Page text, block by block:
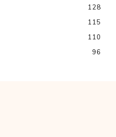
128
115
110
96